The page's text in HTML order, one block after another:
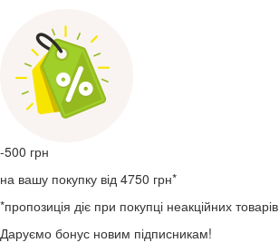
-500 грн
на вашу покупку від 4750 грн*
*пропозиція діє при покупці неакційних товарів
Даруємо бонус новим підписникам!